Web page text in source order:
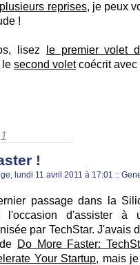
reprises, je peux
!
lisez
le premier volet
second voletcoécrit avec
!
lundi 11 avril 2011 à 17:01 ::
passage dans la
d'assister à
par TechStar. J'avais
Do More Faster:
Your Startup, mais